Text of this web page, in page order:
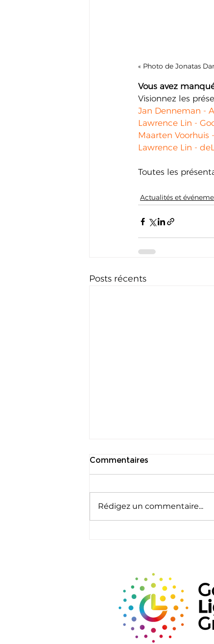
« Photo de Jonatas
Vous avez
Visionnez les
Jan Denneman -
Lawrence Lin -
Maarten Voorhuis
Lawrence Lin -
Toutes les
Actualités et
Posts récents
Commentaires
Rédigez un commentaire...